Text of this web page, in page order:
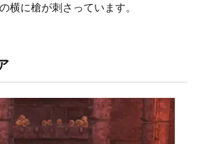
横に槍が刺さっています。